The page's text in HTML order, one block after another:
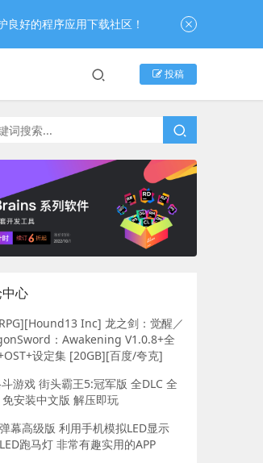
投稿
心
Inc] 龙之剑：觉醒／
：Awakening V1.0.8+全
设定集 [20GB][百度/夸克]
斗游戏 街头霸王5:冠军版 全DLC 全
安装中文版 解压即玩
幕高级版 利用手机模拟LED显示
跑马灯 非常有趣实用的APP
好的程序应用下载社区！